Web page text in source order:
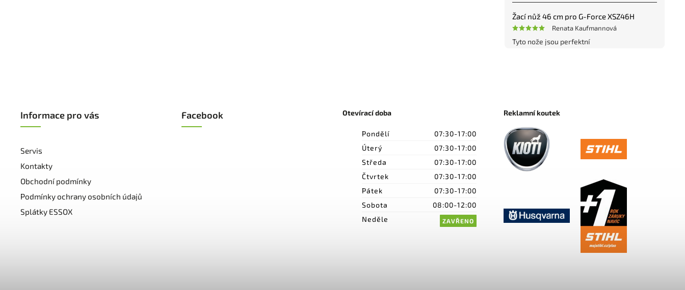
Žací nůž 46 cm pro G-Force XSZ46H
Renata Kaufmannová
Tyto nože jsou perfektní
Informace pro vás
Servis
Kontakty
Obchodní podmínky
Podmínky ochrany osobních údajů
Splátky ESSOX
Facebook Otevírací doba
Pondělí
07:30-17:00
Úterý
07:30-17:00
Středa
07:30-17:00
Čtvrtek
07:30-17:00
Pátek
07:30-17:00
Sobota
08:00-12:00
Neděle
ZAVŘENO
Reklamní koutek